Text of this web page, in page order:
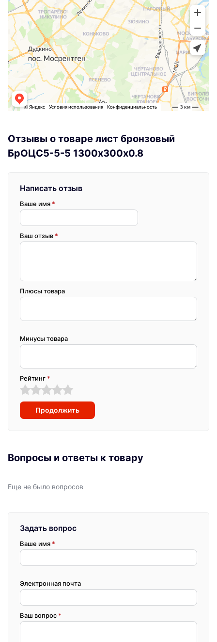
Отзывы о товаре лист бронзовый
БрОЦС5-5-5 1300х300х0.8
Написать отзыв
Ваше имя *
Ваш отзыв *
Плюсы товара
Минусы товара
Рейтинг *
Продолжить
Вопросы и ответы к товару
Еще не было вопросов
Задать вопрос
Ваше имя *
Электронная почта
Ваш вопрос *